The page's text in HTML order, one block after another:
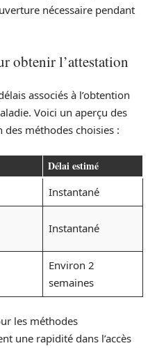
nécessaire pendant
obtenir l’attestation
associés à l’obtention
Voici un aperçu des
méthodes choisies :
Délai estimé
Instantané
Instantané
Environ 2
semaines
les méthodes
une rapidité dans l’accès